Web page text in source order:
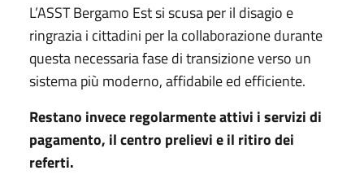
L’ASST Bergamo Est si scusa per il disagio e
ringrazia i cittadini per la collaborazione durante
questa necessaria fase di transizione verso un
sistema più moderno, affidabile ed efficiente.
Restano invece regolarmente attivi i servizi di
pagamento, il centro prelievi e il ritiro dei
referti.